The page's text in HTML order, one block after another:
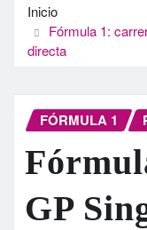
Inicio
Fórmula 1:
directa
FÓRMULA 1
GP